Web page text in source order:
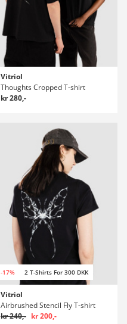
Vitriol
Thoughts Cropped T-shirt
kr 280,-
-17% 2 T-Shirts For 300 DKK
Vitriol
Airbrushed Stencil Fly T-shirt
kr 240,- kr 200,-